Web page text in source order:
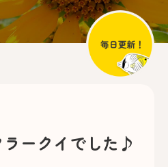
ラークイでした♪